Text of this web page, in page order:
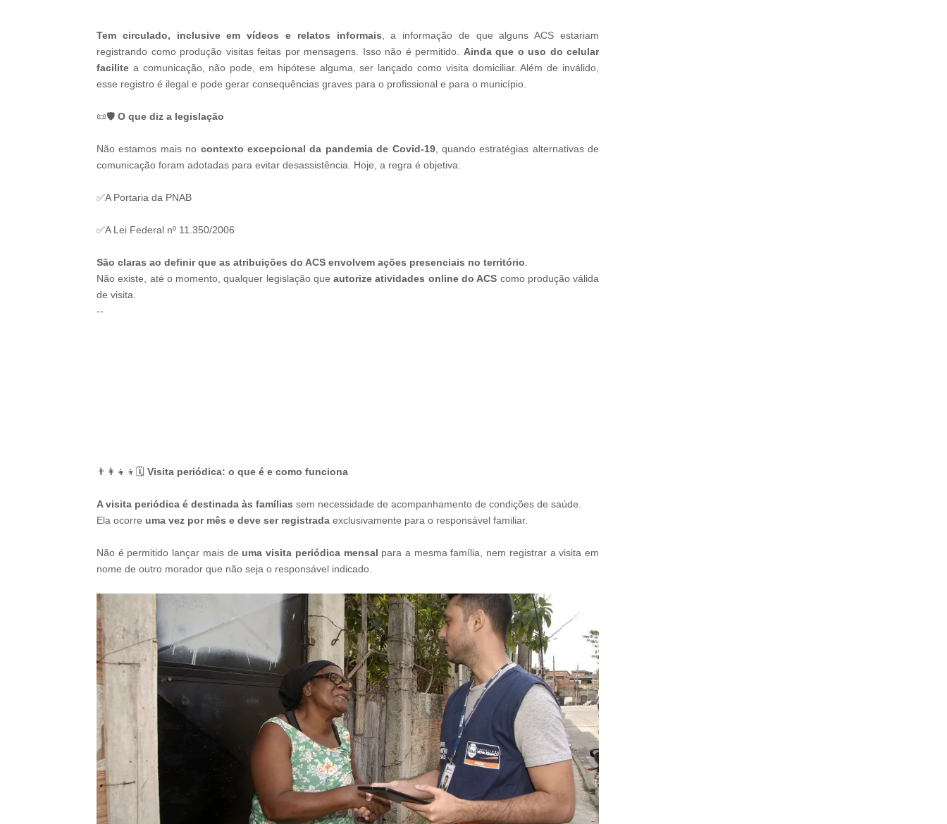
Tem circulado, inclusive em vídeos e relatos informais , a informação de que alguns ACS estariam
registrando como produção visitas feitas por mensagens. Isso não é permitido. Ainda que o uso do celular
facilite a comunicação, não pode, em hipótese alguma, ser lançado como visita domiciliar. Além de inválido,
esse registro é ilegal e pode gerar consequências graves para o profissional e para o município.
📜🛡️ O que diz a legislação
Não estamos mais no contexto excepcional da pandemia de Covid-19, quando estratégias alternativas de
comunicação foram adotadas para evitar desassistência. Hoje, a regra é objetiva:
✅A Portaria da PNAB
✅A Lei Federal nº 11.350/2006
São claras ao definir que as atribuições do ACS envolvem ações presenciais no território
Não existe, até o momento, qualquer legislação queautorize atividades online do ACS como produção válida
de visita.
--
👨‍👩‍👧‍👦🗓️ Visita periódica: o que é e como funciona
A visita periódica é destinada às famílias sem necessidade de acompanhamento de condições de saúde.
Ela ocorre uma vez por mês e deve ser registrada exclusivamente para o responsável familiar.
Não é permitido lançar mais de uma visita periódica mensal para a mesma família, nem registrar a visita em
nome de outro morador que não seja o responsável indicado.